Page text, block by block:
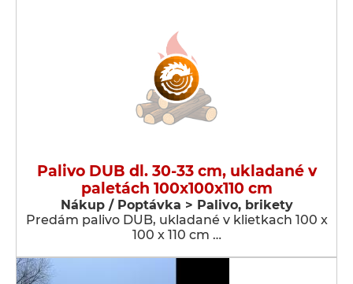
Palivo DUB dl. 30-33 cm, ukladané v
paletách 100x100x110 cm
Nákup / Poptávka > Palivo, brikety
Predám palivo DUB, ukladané v klietkach 100 x
100 x 110 cm …